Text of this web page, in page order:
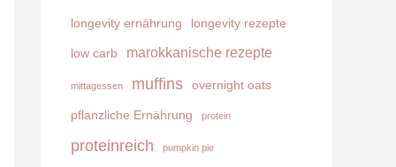
longevity ernährung longevity rezepte
low carb marokkanische rezepte
mittagessen muffins overnight oats
pflanzliche Ernährung protein
proteinreich pumpkin pie